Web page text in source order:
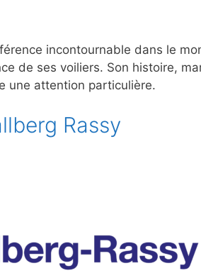
incontournable dans le
de ses voiliers. Son histoire,
une attention particulière.
Rassy